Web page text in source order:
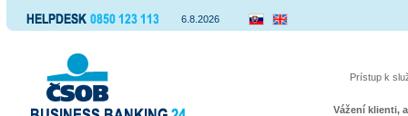
0850 123 113 6.8.2026
ČSOB BusinessBanking 24
Prístup k
Vážení klienti,